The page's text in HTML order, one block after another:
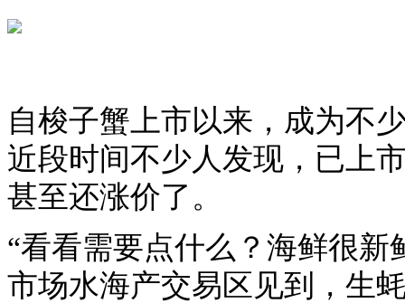
自梭子蟹上市以来，成为不
近段时间不少人发现，已上
甚至还涨价了。
“看看需要点什么？海鲜很
市场水海产交易区见到，生